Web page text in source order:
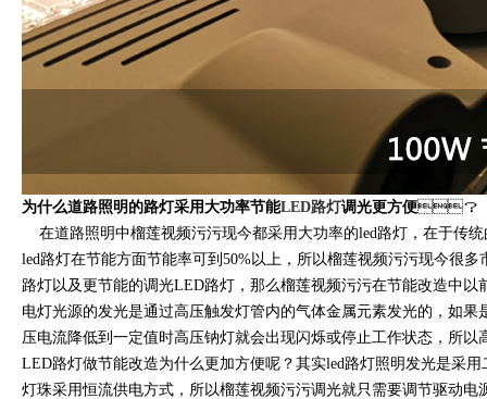
为什么道路照明的路灯采用大功率节能LED路灯调光更方便？
在道路照明中榴莲视频污污现今都采用大功率的led路灯，在于传
led路灯在节能方面节能率可到50%以上，所以榴莲视频污污现今很
路灯以及更节能的调光LED路灯，那么榴莲视频污污在节能改造中
电灯光源的发光是通过高压触发灯管内的气体金属元素发光的，如
压电流降低到一定值时高压钠灯就会出现闪烁或停止工作状态，所以
LED路灯做节能改造为什么更加方便呢？其实led路灯照明发光是采
灯珠采用恒流供电方式，所以榴莲视频污污调光就只需要调节驱动电